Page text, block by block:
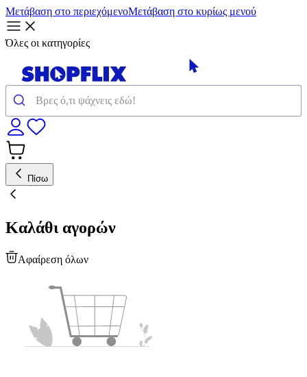
Μετάβαση στο περιεχόμενοΜετάβαση στο κυρίως μενού
Όλες οι κατηγορίες
Πίσω
Καλάθι αγορών
Αφαίρεση όλων